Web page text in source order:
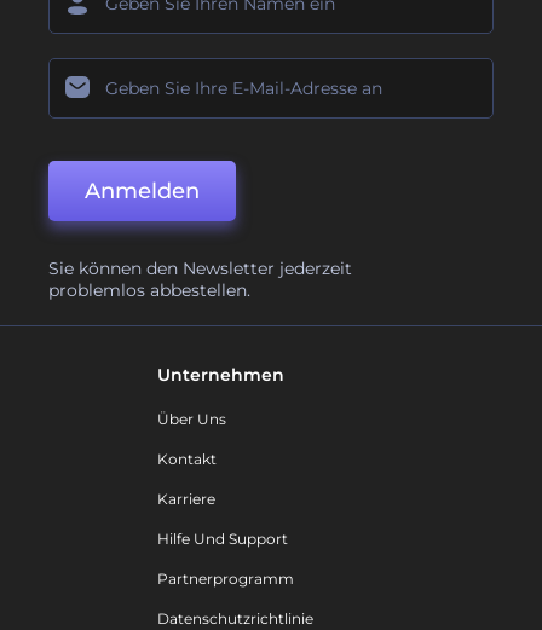
Anmelden
Sie können den Newsletter jederzeit
problemlos abbestellen.
Unternehmen
Über Uns
Kontakt
Karriere
Hilfe Und Support
Partnerprogramm
Datenschutzrichtlinie